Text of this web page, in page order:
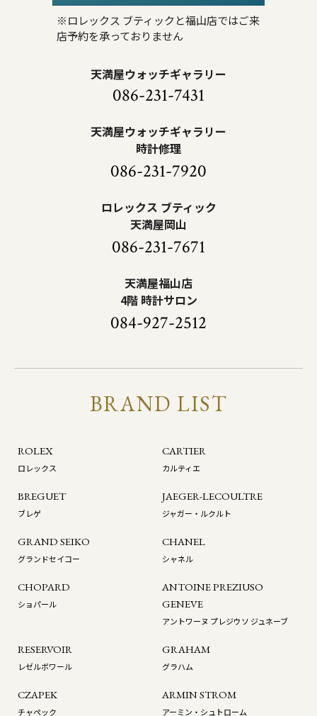
※ロレックス ブティックと福山店ではご来
店予約を承っておりません
天満屋ウォッチギャラリー
086-231-7431
天満屋ウォッチギャラリー
時計修理
086-231-7920
ロレックス ブティック
天満屋岡山
086-231-7671
天満屋福山店
4階 時計サロン
084-927-2512
BRAND LIST
ROLEX
ロレックス
CARTIER
カルティエ
BREGUET
ブレゲ
JAEGER-LECOULTRE
ジャガー・ルクルト
GRAND SEIKO
グランドセイコー
CHANEL
シャネル
CHOPARD
ショパール
ANTOINE PREZIUSO
GENEVE
アントワーヌ プレジウソ ジュネーブ
RESERVOIR
レゼルボワール
GRAHAM
グラハム
CZAPEK
チャペック
ARMIN STROM
アーミン・シュトローム